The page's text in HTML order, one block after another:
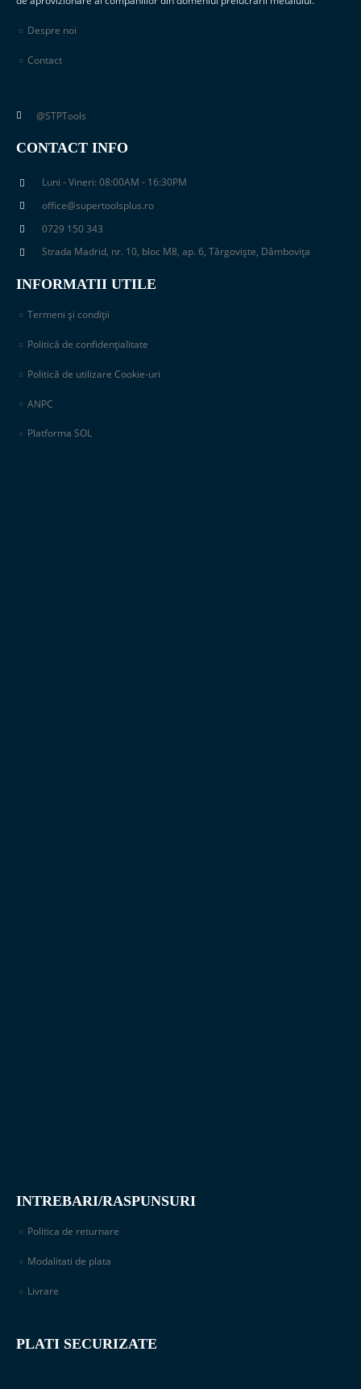
Despre noi
Contact
@STPTools
CONTACT INFO
Luni - Vineri: 08:00AM - 16:30PM
office@supertoolsplus.ro
0729 150 343
Strada Madrid, nr. 10, bloc M8, ap. 6, Târgoviște, Dâmbovița
INFORMATII UTILE
Termeni și condiții
Politică de confidențialitate
Politică de utilizare Cookie-uri
ANPC
Platforma SOL
INTREBARI/RASPUNSURI
Politica de returnare
Modalitati de plata
Livrare
PLATI SECURIZATE